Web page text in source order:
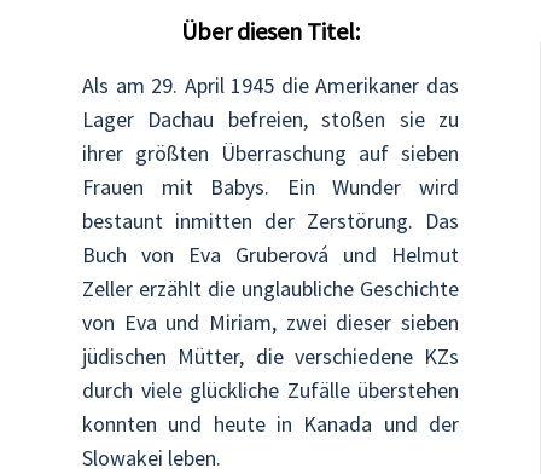
Über diesen Titel:
Als am 29. April 1945 die Amerikaner das
Lager Dachau befreien, stoßen sie zu
ihrer größten Überraschung auf sieben
Frauen mit Babys. Ein Wunder wird
bestaunt inmitten der Zerstörung. Das
Buch von Eva Gruberová und Helmut
Zeller erzählt die unglaubliche Geschichte
von Eva und Miriam, zwei dieser sieben
jüdischen Mütter, die verschiedene KZs
durch viele glückliche Zufälle überstehen
konnten und heute in Kanada und der
Slowakei leben.